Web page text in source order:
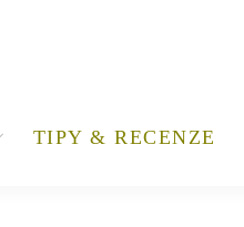
TIPY & RECENZE